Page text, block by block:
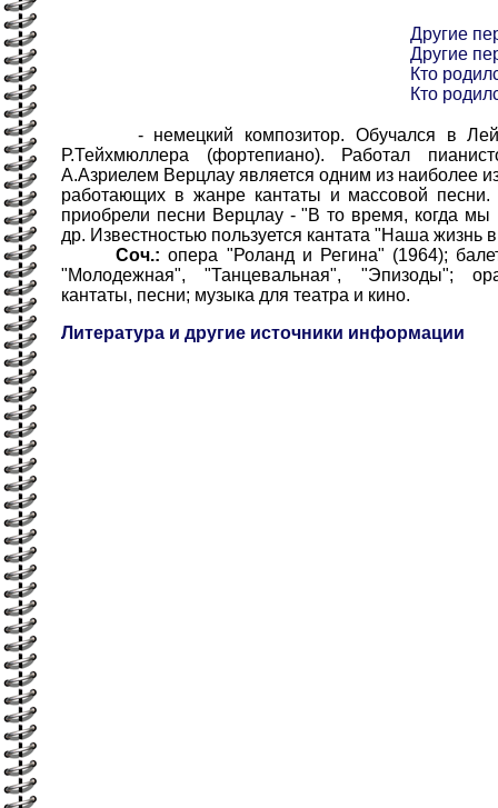
Другие
Другие
Кто
Кто
- немецкий композитор. Обучался в
Р.Тейхмюллера (фортепиано). Работал
А.Азриелем Верцлау является одним из наиболее
работающих в жанре кантаты и массовой песни.
приобрели песни Верцлау - "В то время, когда
др. Известностью пользуется кантата "Наша жизнь
Соч.: опера "Роланд и Регина" (1964);
"Молодежная", "Танцевальная", "Эпизоды";
кантаты, песни; музыка для театра и кино.
Литература и другие источники информации